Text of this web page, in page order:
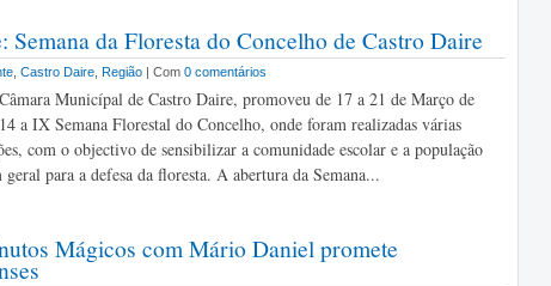
da Floresta do Concelho de Castro Daire
Castro Daire Região | Com 0 comentários
Municípal de Castro Daire, promoveu de 17 a 21 de Março de
a IX Semana Florestal do Concelho, onde foram realizadas várias
com o objectivo de sensibilizar a comunidade escolar e a população
geral para a defesa da floresta. A abertura da Semana...
Mágicos com Mário Daniel promete